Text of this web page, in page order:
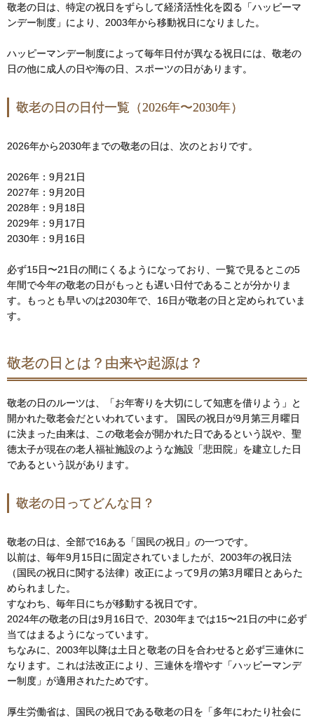
敬老の日は、特定の祝日をずらして経済活性化を図る「ハッピーマ
ンデー制度」により、2003年から移動祝日になりました。
ハッピーマンデー制度によって毎年日付が異なる祝日には、敬老の
日の他に成人の日や海の日、スポーツの日があります。
敬老の日の日付一覧（2026年〜2030年）
2026年から2030年までの敬老の日は、次のとおりです。
2026年：9月21日
2027年：9月20日
2028年：9月18日
2029年：9月17日
2030年：9月16日
必ず15日〜21日の間にくるようになっており、一覧で見るとこの5
年間で今年の敬老の日がもっとも遅い日付であることが分かりま
す。もっとも早いのは2030年で、16日が敬老の日と定められていま
す。
敬老の日とは？由来や起源は？
敬老の日のルーツは、「お年寄りを大切にして知恵を借りよう」と
開かれた敬老会だといわれています。 国民の祝日が9月第三月曜日
に決まった由来は、この敬老会が開かれた日であるという説や、聖
徳太子が現在の老人福祉施設のような施設「悲田院」を建立した日
であるという説があります。
敬老の日ってどんな日？
敬老の日は、全部で16ある「国民の祝日」の一つです。
以前は、毎年9月15日に固定されていましたが、2003年の祝日法
（国民の祝日に関する法律）改正によって9月の第3月曜日とあらた
められました。
すなわち、毎年日にちが移動する祝日です。
2024年の敬老の日は9月16日で、2030年までは15〜21日の中に必ず
当てはまるようになっています。
ちなみに、2003年以降は土日と敬老の日を合わせると必ず三連休に
なります。これは法改正により、三連休を増やす「ハッピーマンデ
ー制度」が適用されたためです。
厚生労働省は、国民の祝日である敬老の日を「多年にわたり社会に